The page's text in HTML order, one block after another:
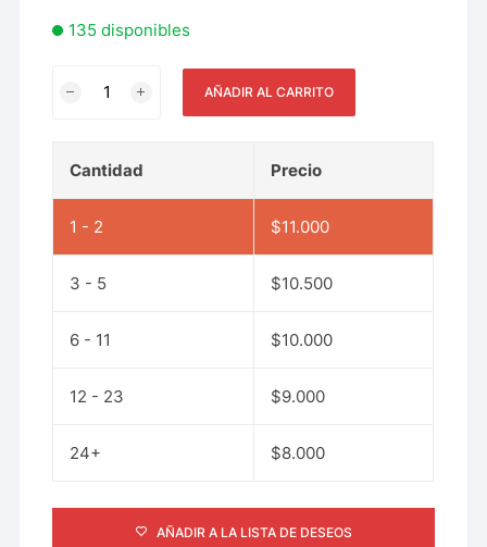
135 disponibles
AÑADIR AL CARRITO
Cantidad Precio
1 - 2 $11.000
3 - 5 $10.500
6 - 11 $10.000
12 - 23 $9.000
24+ $8.000
AÑADIR A LA LISTA DE DESEOS